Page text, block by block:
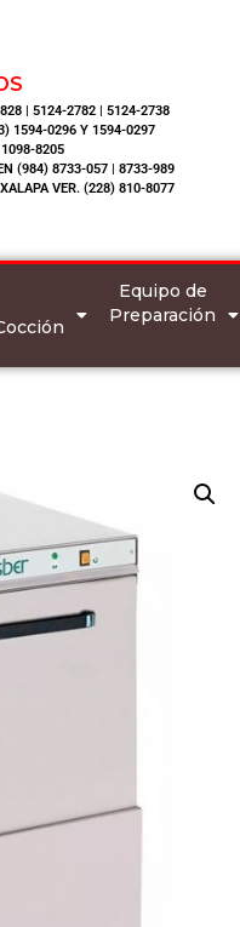
| 5124-2782 | 5124-2738
1594-0296 Y 1594-0297
8205
(984) 8733-057 | 8733-989
VER. (228) 810-8077
Equipo de
Preparación